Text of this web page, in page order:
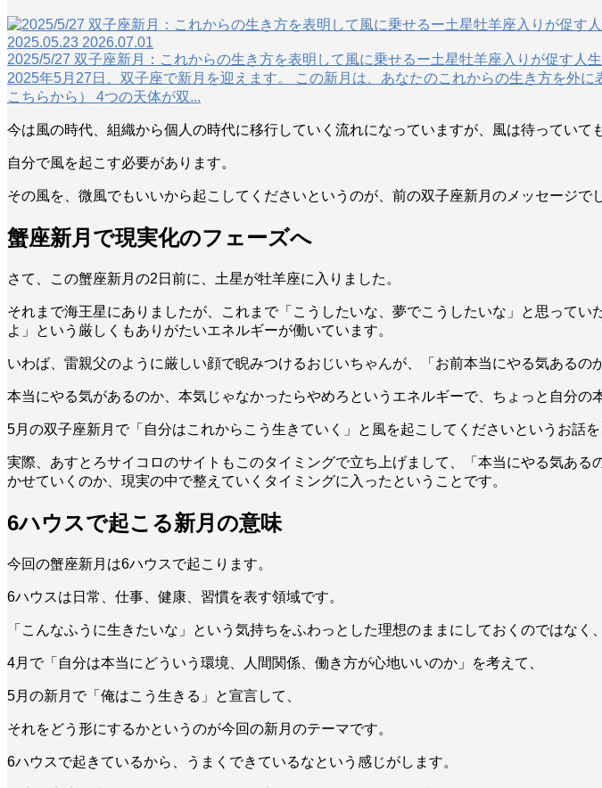
2025.05.23 2026.07.01
2025/5/27 双子座新月：これからの生き方を表明して風に乗せるー土星牡羊座入りが促す人
2025年5月27日、双子座で新月を迎えます。 この新月は、あなたのこれからの生き方を外
こちらから） 4つの天体が双...
今は風の時代、組織から個人の時代に移行していく流れになっていますが、風は待っていて
自分で風を起こす必要があります。
その風を、微風でもいいから起こしてくださいというのが、前の双子座新月のメッセージで
蟹座新月で現実化のフェーズへ
さて、この蟹座新月の2日前に、土星が牡羊座に入りました。
それまで海王星にありましたが、これまで「こうしたいな、夢でこうしたいな」と思って
よ」という厳しくもありがたいエネルギーが働いています。
いわば、雷親父のように厳しい顔で睨みつけるおじいちゃんが、「お前本当にやる気ある
本当にやる気があるのか、本気じゃなかったらやめろというエネルギーで、ちょっと自分の
5月の双子座新月で「自分はこれからこう生きていく」と風を起こしてくださいというお話を
実際、あすとろサイコロのサイトもこのタイミングで立ち上げまして、「本当にやる気あ
かせていくのか、現実の中で整えていくタイミングに入ったということです。
6ハウスで起こる新月の意味
今回の蟹座新月は6ハウスで起こります。
6ハウスは日常、仕事、健康、習慣を表す領域です。
「こんなふうに生きたいな」という気持ちをふわっとした理想のままにしておくのではなく
4月で「自分は本当にどういう環境、人間関係、働き方が心地いいのか」を考えて、
5月の新月で「俺はこう生きる」と宣言して、
それをどう形にするかというのが今回の新月のテーマです。
6ハウスで起きているから、うまくできているなという感じがします。